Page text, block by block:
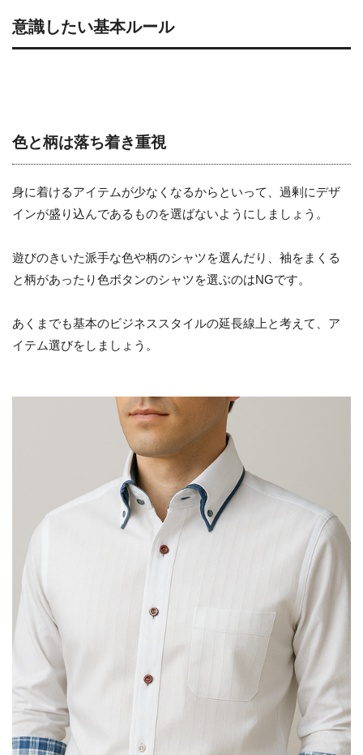
意識したい基本ルール
色と柄は落ち着き重視
身に着けるアイテムが少なくなるからといって、過剰にデザ
インが盛り込んであるものを選ばないようにしましょう。
遊びのきいた派手な色や柄のシャツを選んだり、袖をまくる
と柄があったり色ボタンのシャツを選ぶのはNGです。
あくまでも基本のビジネススタイルの延長線上と考えて、ア
イテム選びをしましょう。